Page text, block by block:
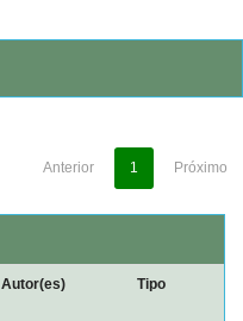
Anterior 1 Próximo
Autor(es) Tipo